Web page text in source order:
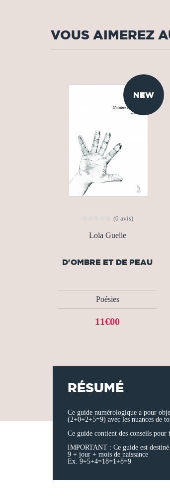
VOUS AIMEREZ
NEW
(0 avis)
Lola Guelle
D'OMBRE ET DE PEAU
Poésies
11€00
RÉSUMÉ
Ce guide numérologique a pour
(2+0+2+5=9) avec les nuances de
Ce guide contient des conseils
IMPORTANT : Ce guide est
9 + jour + mois de naissance
Ex. 9+5+4=18=1+8=9